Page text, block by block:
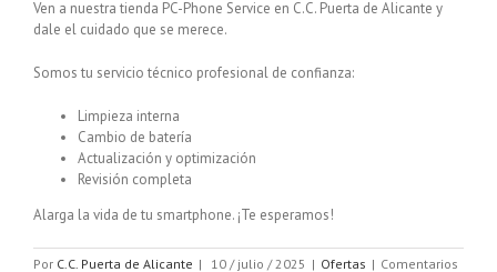
Ven a nuestra tienda PC-Phone Service en C.C. Puerta de Alicante y
dale el cuidado que se merece.
Somos tu servicio técnico profesional de confianza:
Limpieza interna
Cambio de batería
Actualización y optimización
Revisión completa
Alarga la vida de tu smartphone. ¡Te esperamos!
Por C.C. Puerta de Alicante | 10 / julio / 2025 | Ofertas | Comentarios